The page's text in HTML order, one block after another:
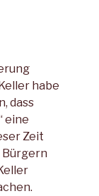
habe
dass
eine
Zeit
Bürgern